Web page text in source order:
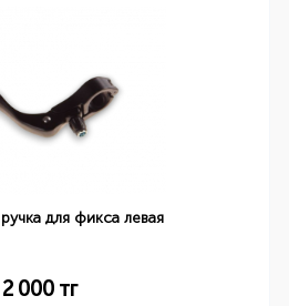
для фикса левая
2 000 тг